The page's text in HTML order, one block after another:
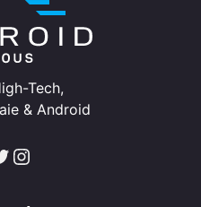
Tech,
& Android
Instagram